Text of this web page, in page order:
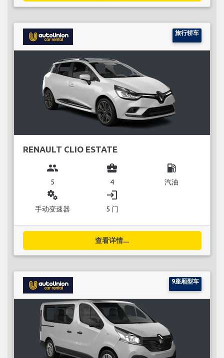
旅行轿车
RENAULT CLIO ESTATE
group
5
business_center
4
local_gas_station
汽油
miscellaneous_services
手动变速器
login
5 门
查看详情...
9座厢型车